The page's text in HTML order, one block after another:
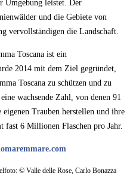
Umgebung leistet. Der
und die Gebiete von
vervollständigen die Landschaft.
Toscana ist ein
2014 mit dem Ziel gegründet,
Toscana zu schützen und zu
wachsende Zahl, von denen 91
Trauben herstellen und ihre
fast 6 Millionen Flaschen pro Jahr.
© Valle delle Rose, Carlo Bonazza